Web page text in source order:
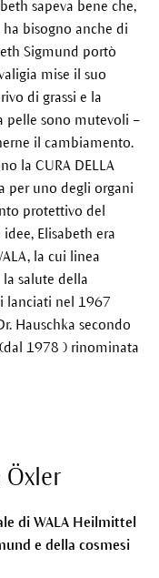
sapeva bene che,
ha bisogno anche di
Sigmund portò
mise il suo
di grassi e la
pelle sono mutevoli –
il cambiamento.
la CURA DELLA
per uno degli organi
protettivo del
Elisabeth era
la cui linea
la salute della
lanciati nel 1967
Hauschka secondo
(dal 1978 ) rinominata
Öxler
di WALA Heilmittel
e della cosmesi